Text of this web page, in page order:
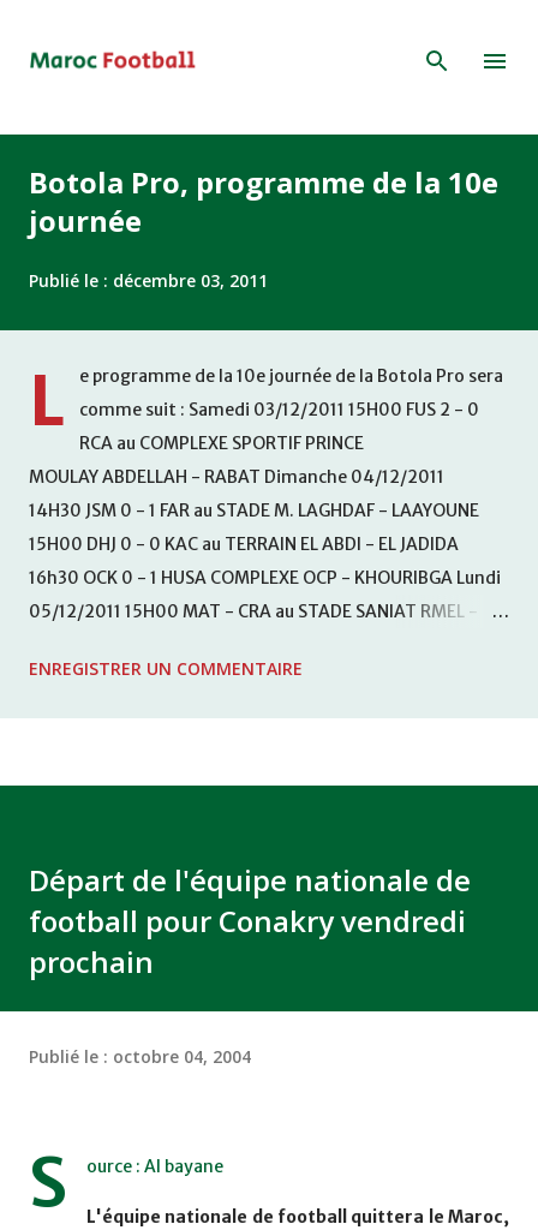
Botola Pro, programme de la 10e
journée
Publié le : décembre 03, 2011
L
e programme de la 10e journée de la Botola Pro sera
comme suit : Samedi 03/12/2011 15H00 FUS 2 - 0
RCA au COMPLEXE SPORTIF PRINCE
MOULAY ABDELLAH - RABAT Dimanche 04/12/2011
14H30 JSM 0 - 1 FAR au STADE M. LAGHDAF - LAAYOUNE
15H00 DHJ 0 - 0 KAC au TERRAIN EL ABDI - EL JADIDA
16h30 OCK 0 - 1 HUSA COMPLEXE OCP - KHOURIBGA Lundi
05/12/2011 15H00 MAT - CRA au STADE SANIAT RMEL -
KHEMISET Mardi 06/12/2011 15H00 WAF - OCS au
ENREGISTRER UN COMMENTAIRE
Départ de l'équipe nationale de
football pour Conakry vendredi
prochain
Publié le : octobre 04, 2004
S ource : Al bayane
L'équipe nationale de football quittera le Maroc,